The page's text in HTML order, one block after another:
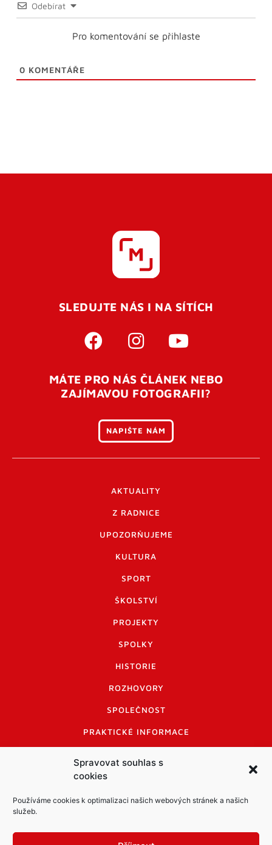
Spravovat souhlas s
cookies
Používáme cookies k optimalizaci našich webových stránek a našich
služeb.
Odebírat
Pro komentování se přihlaste
0 KOMENTÁŘE
SLEDUJTE NÁS I NA SÍTÍCH
MÁTE PRO NÁS ČLÁNEK NEBO
ZAJÍMAVOU FOTOGRAFII?
NAPIŠTE NÁM
AKTUALITY
Z RADNICE
UPOZORŇUJEME
KULTURA
SPORT
ŠKOLSTVÍ
PROJEKTY
SPOLKY
HISTORIE
ROZHOVORY
SPOLEČNOST
PRAKTICKÉ INFORMACE
INFORMACE A KODEX DISKUTUJÍCÍCH
LOGO A LOGO MANUÁL